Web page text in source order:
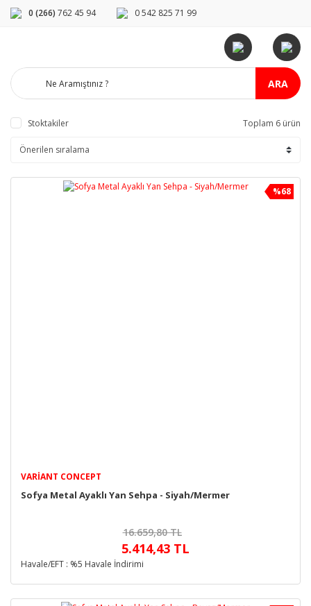
0 (266) 762 45 94 0 542 825 71 99
ARA
Stoktakiler Toplam 6 ürün
%68
VARIANT CONCEPT
Sofya Metal Ayaklı Yan Sehpa - Siyah/Mermer
16.659,80 TL
5.414,43 TL
Havale/EFT : %5 Havale İndirimi